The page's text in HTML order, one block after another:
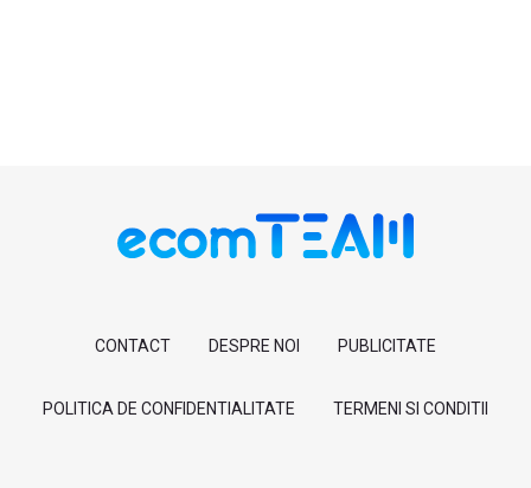
CONTACT DESPRE NOI PUBLICITATE
POLITICA DE CONFIDENTIALITATE TERMENI SI CONDITII